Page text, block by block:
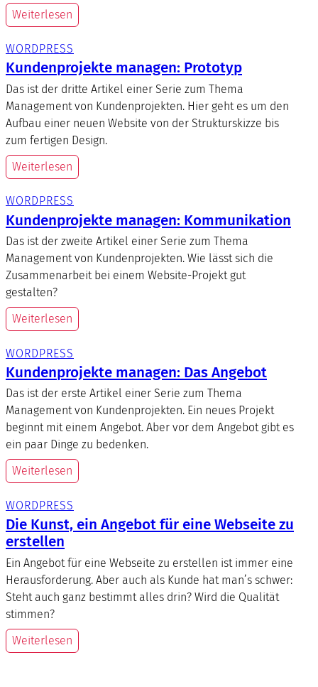
Weiterlesen
WORDPRESS
Kundenprojekte managen: Prototyp
Das ist der dritte Artikel einer Serie zum Thema
Management von Kundenprojekten. Hier geht es um den
Aufbau einer neuen Website von der Strukturskizze bis
zum fertigen Design.
Weiterlesen
WORDPRESS
Kundenprojekte managen: Kommunikation
Das ist der zweite Artikel einer Serie zum Thema
Management von Kundenprojekten. Wie lässt sich die
Zusammenarbeit bei einem Website-Projekt gut
gestalten?
Weiterlesen
WORDPRESS
Kundenprojekte managen: Das Angebot
Das ist der erste Artikel einer Serie zum Thema
Management von Kundenprojekten. Ein neues Projekt
beginnt mit einem Angebot. Aber vor dem Angebot gibt es
ein paar Dinge zu bedenken.
Weiterlesen
WORDPRESS
Die Kunst, ein Angebot für eine Webseite zu
erstellen
Ein Angebot für eine Webseite zu erstellen ist immer eine
Herausforderung. Aber auch als Kunde hat man’s schwer:
Steht auch ganz bestimmt alles drin? Wird die Qualität
stimmen?
Weiterlesen